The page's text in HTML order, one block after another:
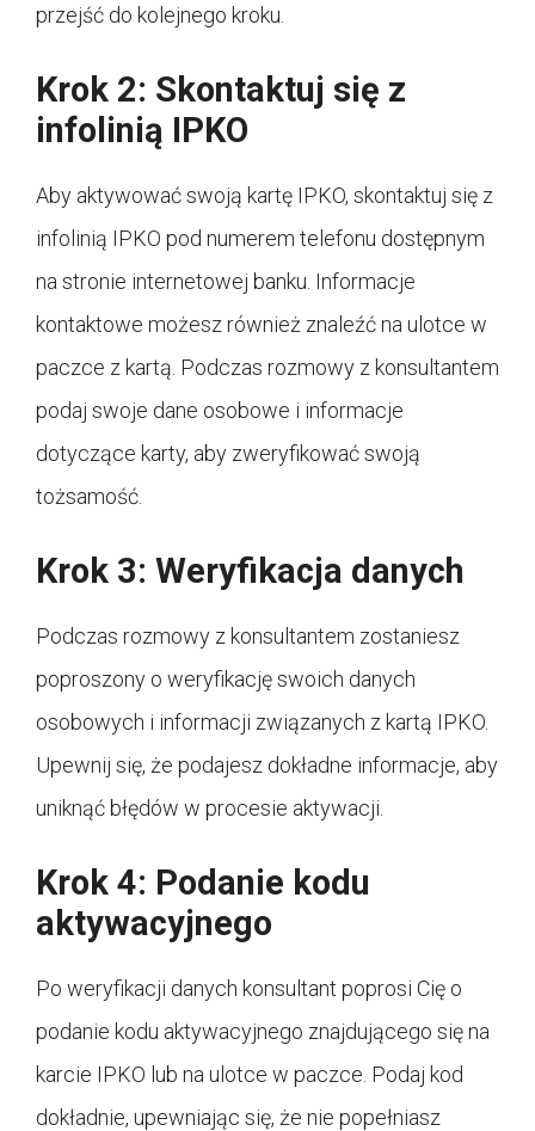
przejść do kolejnego kroku.
Krok 2: Skontaktuj się z
infolinią IPKO
Aby aktywować swoją kartę IPKO, skontaktuj się z
infolinią IPKO pod numerem telefonu dostępnym
na stronie internetowej banku. Informacje
kontaktowe możesz również znaleźć na ulotce w
paczce z kartą. Podczas rozmowy z konsultantem
podaj swoje dane osobowe i informacje
dotyczące karty, aby zweryfikować swoją
tożsamość.
Krok 3: Weryfikacja danych
Podczas rozmowy z konsultantem zostaniesz
poproszony o weryfikację swoich danych
osobowych i informacji związanych z kartą IPKO.
Upewnij się, że podajesz dokładne informacje, aby
uniknąć błędów w procesie aktywacji.
Krok 4: Podanie kodu
aktywacyjnego
Po weryfikacji danych konsultant poprosi Cię o
podanie kodu aktywacyjnego znajdującego się na
karcie IPKO lub na ulotce w paczce. Podaj kod
dokładnie, upewniając się, że nie popełniasz